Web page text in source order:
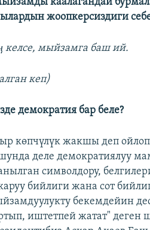
жоопкерсиздиги
мыйзамга баш ий.
кеп)
демократия бар беле?
көпчүлүк жакшы деп
деле демократиялуу
символдору,
бийлиги жана сот
бекемдейин
иштетпей жатат"